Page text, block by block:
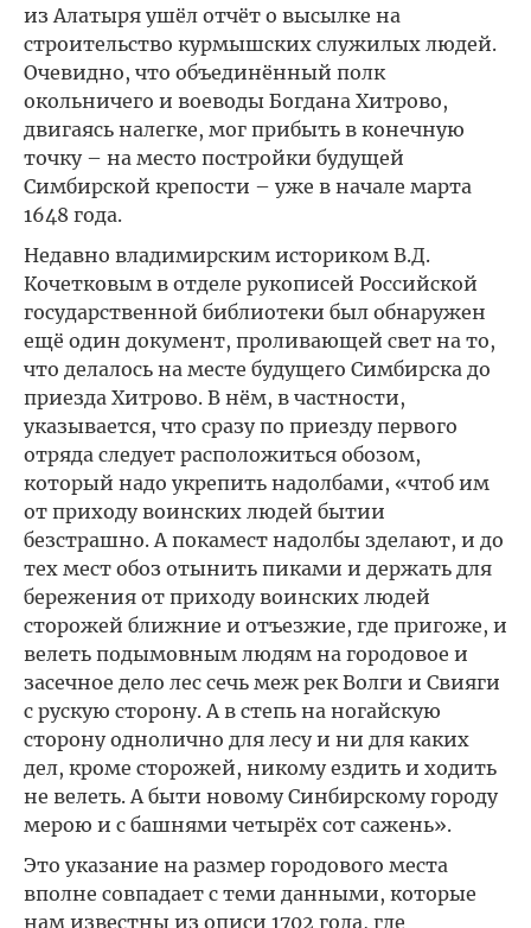
из Алатыря ушёл отчёт о высылке на
строительство курмышских служилых людей.
Очевидно, что объединённый полк
окольничего и воеводы Богдана Хитрово,
двигаясь налегке, мог прибыть в конечную
точку – на место постройки будущей
Симбирской крепости – уже в начале марта
1648 года.
Недавно владимирским историком В.Д.
Кочетковым в отделе рукописей Российской
государственной библиотеки был обнаружен
ещё один документ, проливающей свет на то,
что делалось на месте будущего Симбирска до
приезда Хитрово. В нём, в частности,
указывается, что сразу по приезду первого
отряда следует расположиться обозом,
который надо укрепить надолбами, «чтоб им
от приходу воинских людей бытии
безстрашно. А покамест надолбы зделают, и до
тех мест обоз отынить пиками и держать для
бережения от приходу воинских людей
сторожей ближние и отъезжие, где пригоже, и
велеть подымовным людям на городовое и
засечное дело лес сечь меж рек Волги и Свияги
с рускую сторону. А в степь на ногайскую
сторону однолично для лесу и ни для каких
дел, кроме сторожей, никому ездить и ходить
не велеть. А быти новому Синбирскому городу
мерою и с башнями четырёх сот сажень».
Это указание на размер городового места
вполне совпадает с теми данными, которые
нам известны из описи 1702 года, где